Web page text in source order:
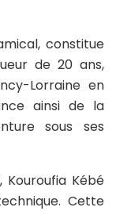
constitue
de 20 ans,
Lorraine en
ainsi de la
sous ses
Kébé
Cette